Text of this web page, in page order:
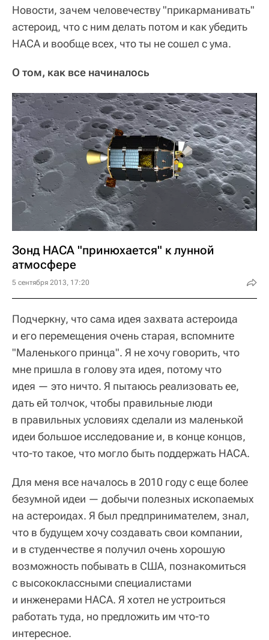
Новости, зачем человечеству "прикарманивать"
астероид, что с ним делать потом и как убедить
НАСА и вообще всех, что ты не сошел с ума.
О том, как все начиналось
Зонд НАСА "принюхается" к лунной
атмосфере
5 сентября 2013, 17:20
Подчеркну, что сама идея захвата астероида
и его перемещения очень старая, вспомните
"Маленького принца". Я не хочу говорить, что
мне пришла в голову эта идея, потому что
идея — это ничто. Я пытаюсь реализовать ее,
дать ей толчок, чтобы правильные люди
в правильных условиях сделали из маленькой
идеи большое исследование и, в конце концов,
что-то такое, что могло быть поддержать НАСА.
Для меня все началось в 2010 году с еще более
безумной идеи — добычи полезных ископаемых
на астероидах. Я был предпринимателем, знал,
что в будущем хочу создавать свои компании,
и в студенчестве я получил очень хорошую
возможность побывать в США, познакомиться
с высококлассными специалистами
и инженерами НАСА. Я хотел не устроиться
работать туда, но предложить им что-то
интересное.